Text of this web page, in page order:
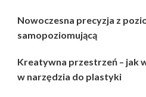
Nowoczesna precyzja z
samopoziomującą
Kreatywna przestrzeń – jak
w narzędzia do plastyki